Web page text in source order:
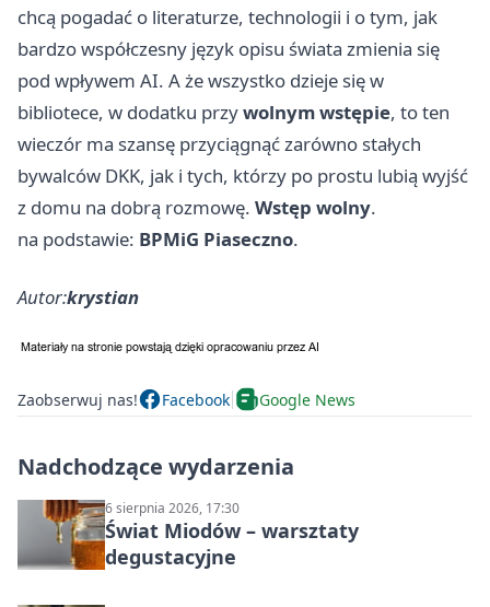
chcą pogadać o literaturze, technologii i o tym, jak
bardzo współczesny język opisu świata zmienia się
pod wpływem AI. A że wszystko dzieje się w
bibliotece, w dodatku przywolnym wstępie, to ten
wieczór ma szansę przyciągnąć zarówno stałych
bywalców DKK, jak i tych, którzy po prostu lubią wyjść
z domu na dobrą rozmowę. Wstęp wolny.
na podstawie: BPMiG Piaseczno.
Autor:krystian
Zaobserwuj nas! Facebook Google News
Nadchodzące wydarzenia
6 sierpnia 2026, 17:30
Świat Miodów – warsztaty
degustacyjne